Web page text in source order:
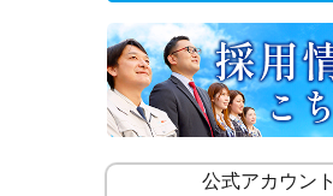
公式アカウント